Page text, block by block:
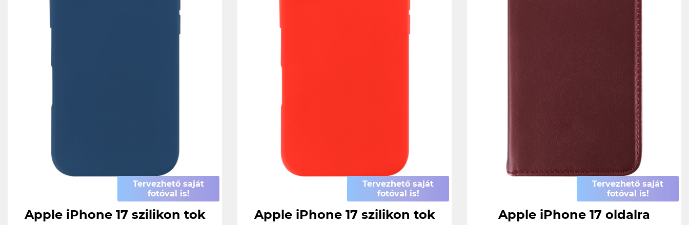
Tervezhető saját
fotóval is!
Apple iPhone 17 szilikon tok
Tervezhető saját
fotóval is!
Apple iPhone 17 szilikon tok
Tervezhető saját
fotóval is!
Apple iPhone 17 oldalra